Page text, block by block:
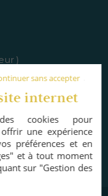
)
RÉF. VG1-1710
sans accepter
internet
cookies pour
une expérience
préférences et en
et à tout moment
sur "Gestion des